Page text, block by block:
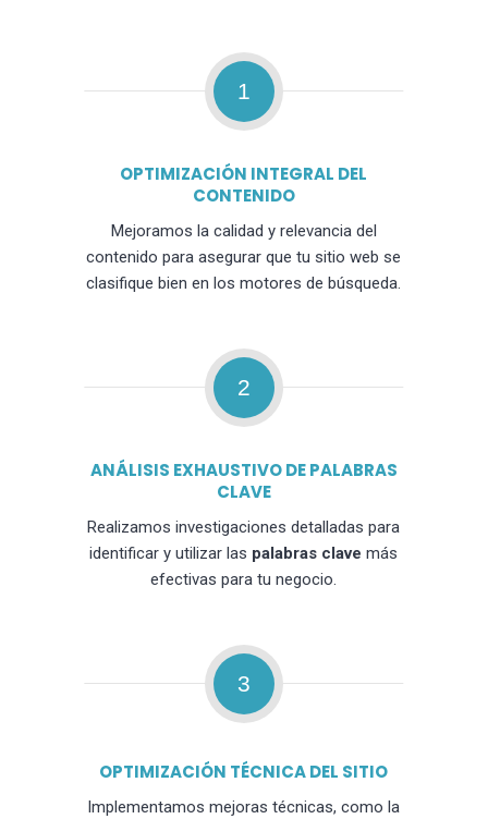
1
OPTIMIZACIÓN INTEGRAL DEL
CONTENIDO
Mejoramos la calidad y relevancia del
contenido para asegurar que tu sitio web se
clasifique bien en los motores de búsqueda.
2
ANÁLISIS EXHAUSTIVO DE PALABRAS
CLAVE
Realizamos investigaciones detalladas para
identificar y utilizar las palabras clave más
efectivas para tu negocio.
3
OPTIMIZACIÓN TÉCNICA DEL SITIO
Implementamos mejoras técnicas, como la